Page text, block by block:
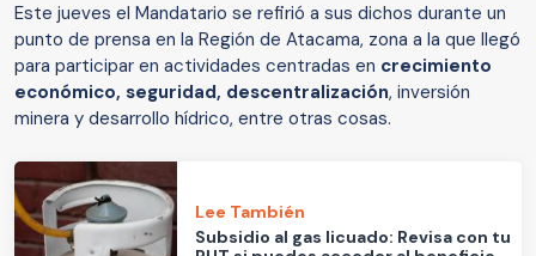
Este jueves el Mandatario se refirió a sus dichos durante un
punto de prensa en la Región de Atacama, zona a la que llegó
para participar en actividades centradas en crecimiento
económico, seguridad, descentralización, inversión
minera y desarrollo hídrico, entre otras cosas.
Lee También
Subsidio al gas licuado: Revisa con tu